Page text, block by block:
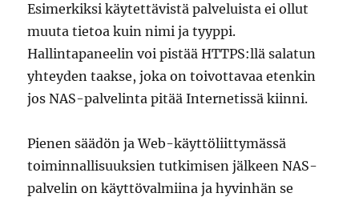
Esimerkiksi käytettävistä palveluista ei ollut
muuta tietoa kuin nimi ja tyyppi.
Hallintapaneelin voi pistää HTTPS:llä salatun
yhteyden taakse, joka on toivottavaa etenkin
jos NAS-palvelinta pitää Internetissä kiinni.
Pienen säädön ja Web-käyttöliittymässä
toiminnallisuuksien tutkimisen jälkeen NAS-
palvelin on käyttövalmiina ja hyvinhän se